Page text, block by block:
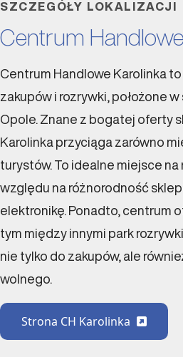
SZCZEGÓŁY LOKALIZACJI
Centrum
Centrum Handlowe Karolinka
zakupów i rozrywki, położone
Opole. Znane z bogatej oferty
Karolinka przyciąga zarówno
turystów. To idealne miejsce na
względu na różnorodność
elektronikę. Ponadto, centrum
tym między innymi park
nie tylko do zakupów, ale
wolnego.
Strona CH Karolinka